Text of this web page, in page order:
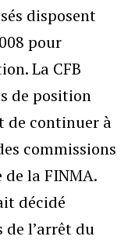
disposent
pour
La CFB
de position
de continuer à
commissions
la FINMA.
décidé
de l’arrêt du